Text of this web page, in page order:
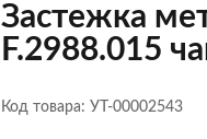
Застежка
F.2988.015
Код товара: УТ-00002543